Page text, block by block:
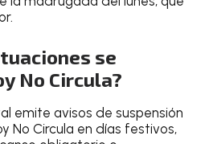
se
No Circula?
emite avisos de suspensión
No Circula en días festivos,